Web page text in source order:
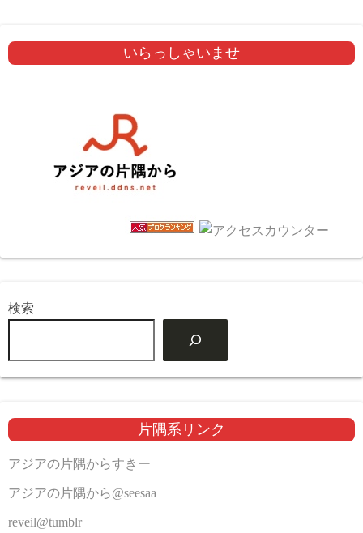
いらっしゃいませ
検索
片隅系リンク
アジアの片隅からすきー
アジアの片隅から@seesaa
reveil@tumblr